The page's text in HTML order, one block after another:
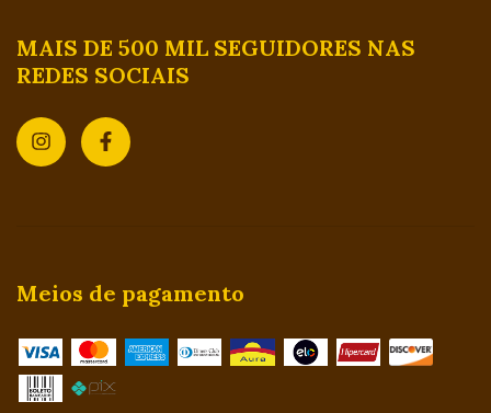
MAIS DE 500 MIL SEGUIDORES NAS
REDES SOCIAIS
Meios de pagamento